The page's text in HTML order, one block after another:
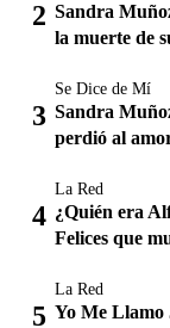
Sandra
la muerte de
Se Dice de Mí
Sandra
perdió al
La Red
¿Quién era
Felices que
La Red
Yo Me Llamo